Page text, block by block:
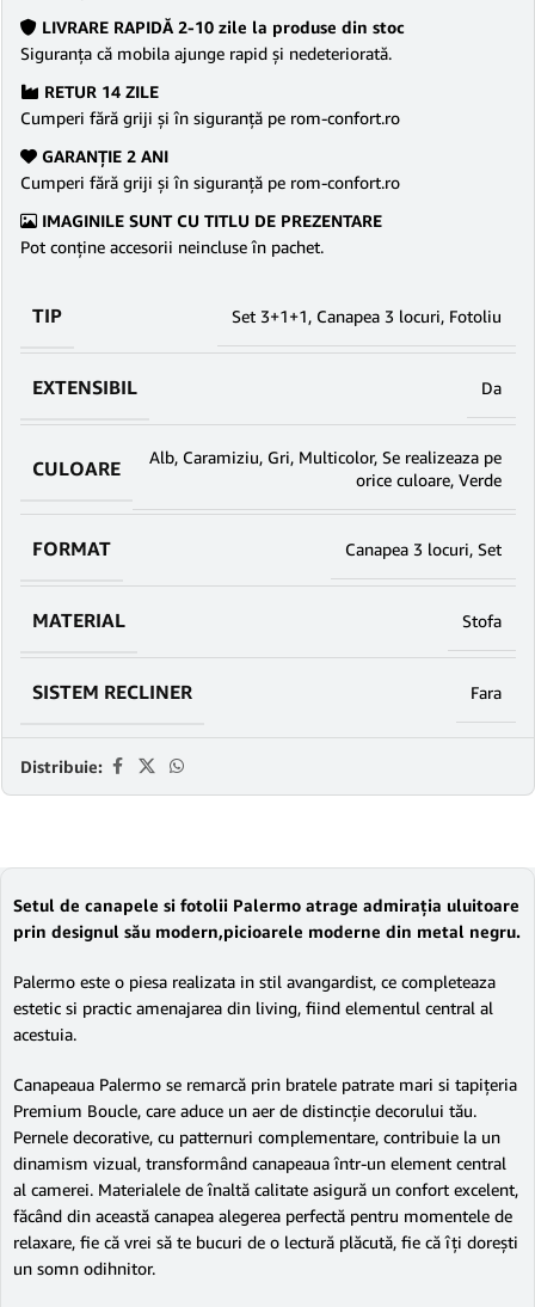
LIVRARE RAPIDĂ 2-10 zile la produse din stoc
Siguranţa că mobila ajunge rapid şi nedeteriorată.
RETUR 14 ZILE
Cumperi fără griji şi în siguranţă pe rom-confort.ro
GARANŢIE 2 ANI
Cumperi fără griji şi în siguranţă pe rom-confort.ro
IMAGINILE SUNT CU TITLU DE PREZENTARE
Pot conține accesorii neincluse în pachet.
TIP Set 3+1+1, Canapea 3 locuri, Fotoliu
EXTENSIBIL Da
CULOARE Alb, Caramiziu, Gri, Multicolor, Se realizeaza pe
orice culoare, Verde
FORMAT Canapea 3 locuri, Set
MATERIAL Stofa
SISTEM RECLINER Fara
Distribuie:
Setul de canapele si fotolii Palermo atrage admirația uluitoare
prin designul său modern,picioarele moderne din metal negru.
Palermo este o piesa realizata in stil avangardist, ce completeaza
estetic si practic amenajarea din living, fiind elementul central al
acestuia.
Canapeaua Palermo se remarcă prin bratele patrate mari si tapițeria
Premium Boucle, care aduce un aer de distincție decorului tău.
Pernele decorative, cu patternuri complementare, contribuie la un
dinamism vizual, transformând canapeaua într-un element central
al camerei. Materialele de înaltă calitate asigură un confort excelent,
făcând din această canapea alegerea perfectă pentru momentele de
relaxare, fie că vrei să te bucuri de o lectură plăcută, fie că îți dorești
un somn odihnitor.